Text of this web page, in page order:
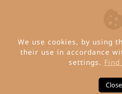
We use cookies, by using
their use in accordance
settings.
Close
© Copyright